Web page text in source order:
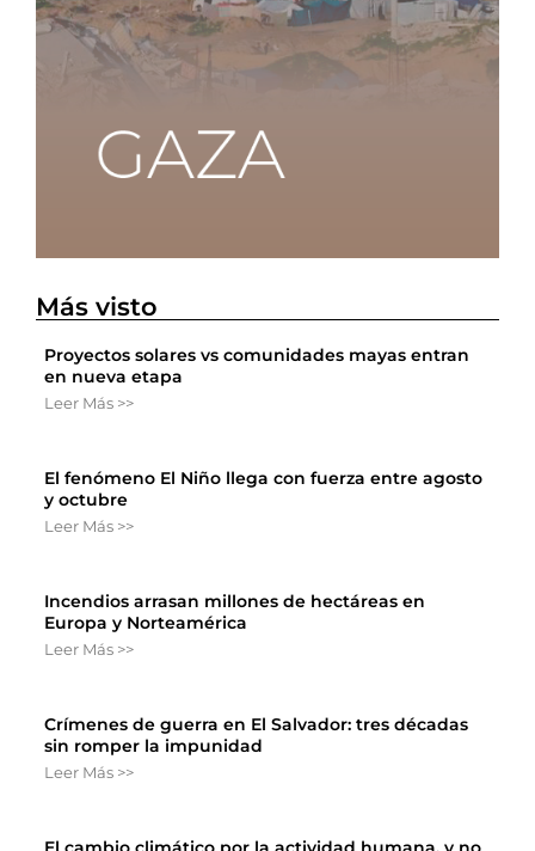
Más visto
Proyectos solares vs comunidades mayas entran
en nueva etapa
Leer Más >>
El fenómeno El Niño llega con fuerza entre agosto
y octubre
Leer Más >>
Incendios arrasan millones de hectáreas en
Europa y Norteamérica
Leer Más >>
Crímenes de guerra en El Salvador: tres décadas
sin romper la impunidad
Leer Más >>